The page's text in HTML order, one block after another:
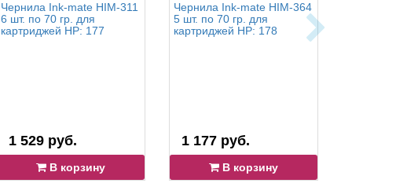
Чернила Ink-mate HIM-311
6 шт. по 70 гр. для
картриджей HP: 177
1 529 руб.
В корзину
Чернила Ink-mate HIM-364
5 шт. по 70 гр. для
картриджей HP: 178
1 177 руб.
В корзину